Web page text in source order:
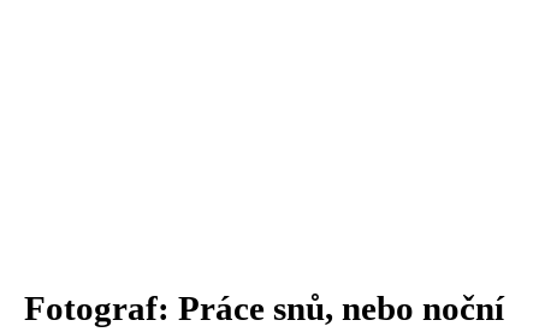
Fotograf: Práce snů, nebo noční